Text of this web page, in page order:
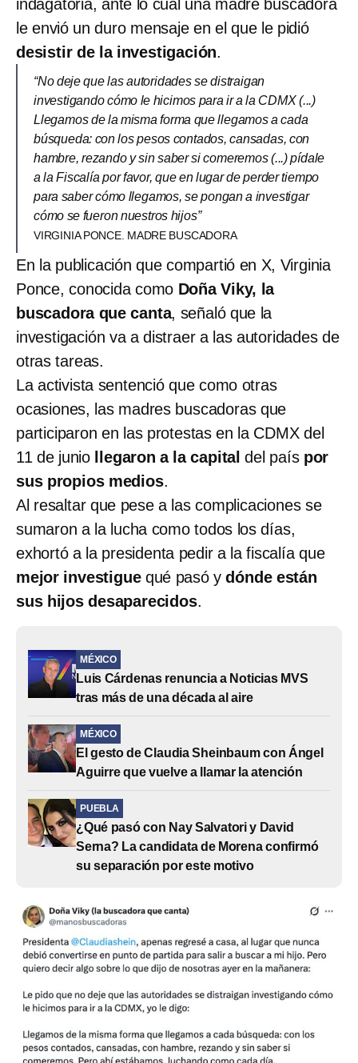
indagatoria, ante lo cual una madre buscadora
le envió un duro mensaje en el que le pidió
desistir de la investigación.
“No deje que las autoridades se distraigan
investigando cómo le hicimos para ir a la CDMX (...)
Llegamos de la misma forma que llegamos a cada
búsqueda: con los pesos contados, cansadas, con
hambre, rezando y sin saber si comeremos (...) pídale
a la Fiscalía por favor, que en lugar de perder tiempo
para saber cómo llegamos, se pongan a investigar
cómo se fueron nuestros hijos”
VIRGINIA PONCE. MADRE BUSCADORA
En la publicación que compartió en X, Virginia
Ponce, conocida como Doña Viky, la
buscadora que canta, señaló que la
investigación va a distraer a las autoridades de
otras tareas.
La activista sentenció que como otras
ocasiones, las madres buscadoras que
participaron en las protestas en la CDMX del
11 de junio llegaron a la capital del país por
sus propios medios.
Al resaltar que pese a las complicaciones se
sumaron a la lucha como todos los días,
exhortó a la presidenta pedir a la fiscalía que
mejor investiguequé pasó ydónde están
sus hijos desaparecidos.
MÉXICO
Luis Cárdenas renuncia a Noticias MVS
tras más de una década al aire
MÉXICO
El gesto de Claudia Sheinbaum con Ángel
Aguirre que vuelve a llamar la atención
PUEBLA
¿Qué pasó con Nay Salvatori y David
Serna? La candidata de Morena confirmó
su separación por este motivo